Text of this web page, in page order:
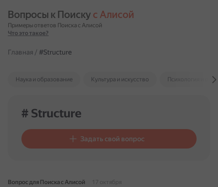
Вопросы к Поиску с Алисой
Примеры ответов Поиска с Алисой
Что это такое?
Главная / #Structure
Наука и образование Культура и искусство Психология и
# Structure
Задать свой вопрос
Вопрос для Поиска с Алисой
17 октября